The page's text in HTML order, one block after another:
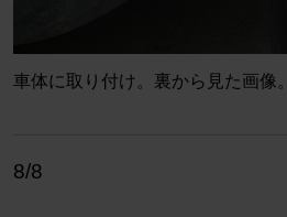
車体に取り付け。裏から見た画像。
8/8